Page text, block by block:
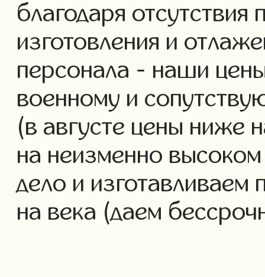
благодаря отсутствия
изготовления и
персонала - наши
военному и
(в августе цены ниже
на неизменно
дело и изготавливаем
на века (даем